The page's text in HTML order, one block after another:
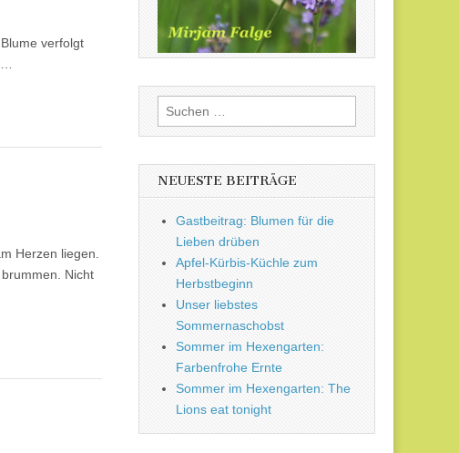
verfolgt
Herzen liegen.
Nicht
Suchen
nach:
NEUESTE BEITRÄGE
Gastbeitrag: Blumen für die
Lieben drüben
Apfel-Kürbis-Küchle zum
Herbstbeginn
Unser liebstes
Sommernaschobst
Sommer im Hexengarten:
Farbenfrohe Ernte
Sommer im Hexengarten: The
Lions eat tonight